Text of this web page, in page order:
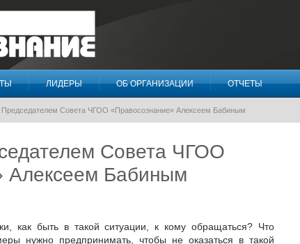
ЛИДЕРЫ ОБ ОРГАНИЗАЦИИ ОТЧЕТЫ
Совета ЧГОО «Правосознание» Алексеем Бабиным
Совета ЧГОО
Алексеем Бабиным
быть в такой ситуации, к кому обращаться? Что
нужно предпринимать, чтобы не оказаться в такой